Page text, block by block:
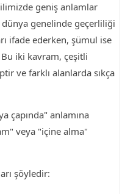
geniş anlamlar
genelinde geçerliliği
ifade ederken, şümul ise
iki kavram, çeşitli
ve farklı alanlarda sıkça
çapında" anlamına
veya "içine alma"
şöyledir: